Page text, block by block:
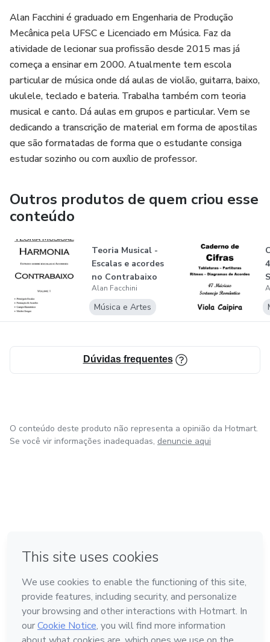
Alan Facchini é graduado em Engenharia de Produção
Mecânica pela UFSC e Licenciado em Música. Faz da
atividade de lecionar sua profissão desde 2015 mas já
começa a ensinar em 2000. Atualmente tem escola
particular de música onde dá aulas de violão, guitarra, baixo,
ukulele, teclado e bateria. Trabalha também com teoria
musical e canto. Dá aulas em grupos e particular. Vem se
dedicando a transcrição de material em forma de apostilas
que são formatadas de forma que o estudante consiga
estudar sozinho ou com auxílio de professor.
Outros produtos de quem criou esse
conteúdo
Teoria Musical -
Escalas e acordes
no Contrabaixo
Alan Facchini
Música e Artes
Dúvidas frequentes
O conteúdo deste produto não representa a opinião da Hotmart.
Se você vir informações inadequadas, denuncie aqui
Feito com ❤ na Cidade do México
Conheça a Hotmart